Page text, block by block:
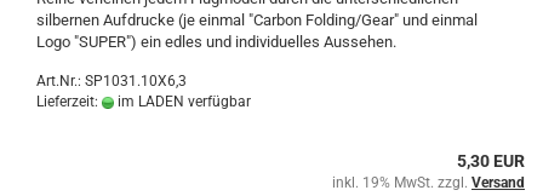
silbernen Aufdrucke (je einmal "Carbon Folding/Gear" und einmal
Logo "SUPER") ein edles und individuelles Aussehen.
Art.Nr.: SP1031.10X6,3
Lieferzeit:
im LADEN verfügbar
5,30 EUR
inkl. 19% MwSt. zzgl. Versand